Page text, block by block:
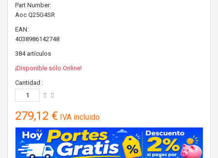
Part Number:
Aoc Q25G4SR
EAN:
4038986142748
384 artículos
¡Disponible sólo Online!
Cantidad :
279,12 € IVA incluido